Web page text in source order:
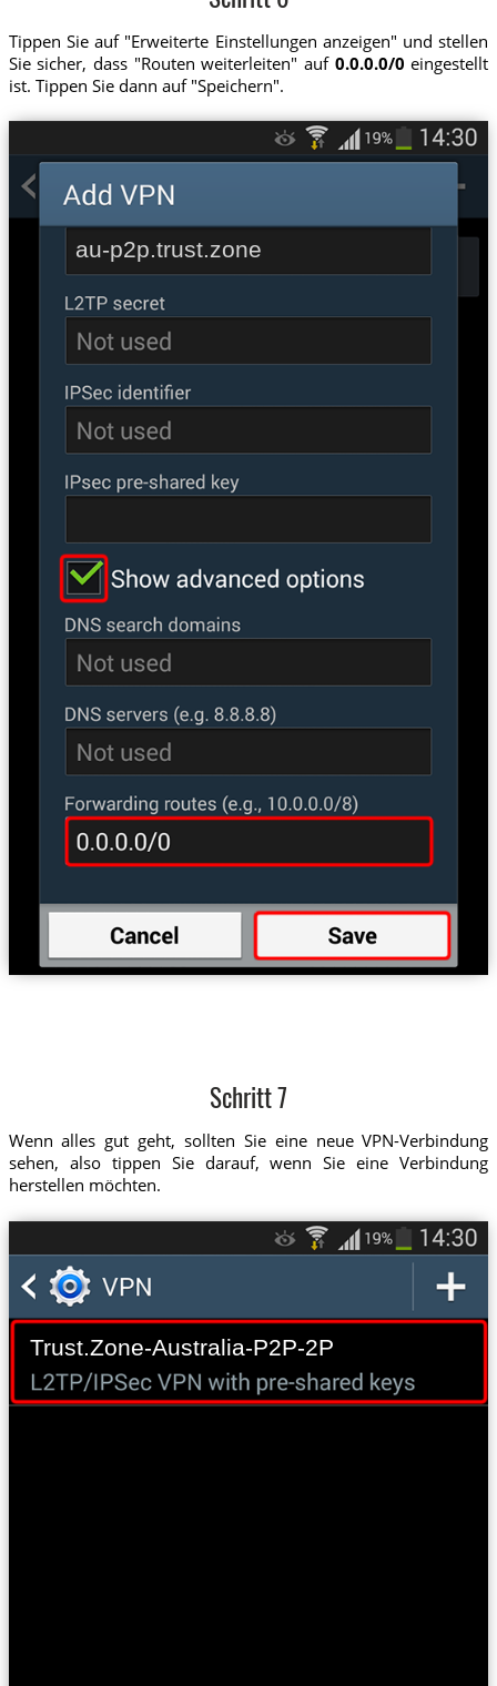
Tippen Sie auf "Erweiterte Einstellungen anzeigen" und stellen
Sie sicher, dass "Routen weiterleiten" auf 0.0.0.0/0 eingestellt
ist. Tippen Sie dann auf "Speichern".
au-p2p.trust.zone
Schritt 7
Wenn alles gut geht, sollten Sie eine neue VPN-Verbindung
sehen, also tippen Sie darauf, wenn Sie eine Verbindung
herstellen möchten.
Trust.Zone-Australia-P2P-2P